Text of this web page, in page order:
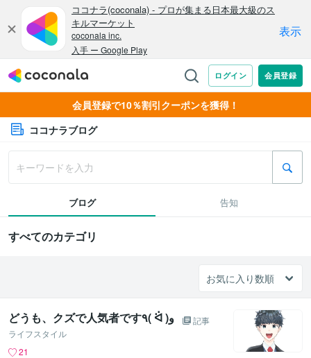
会員登録で10％割引クーポンを獲得！
ココナラブログ
ブログ 告知
すべてのカテゴリ
どうも、クズで人気者です٩( ᐛ )و
記事
ライフスタイル
21